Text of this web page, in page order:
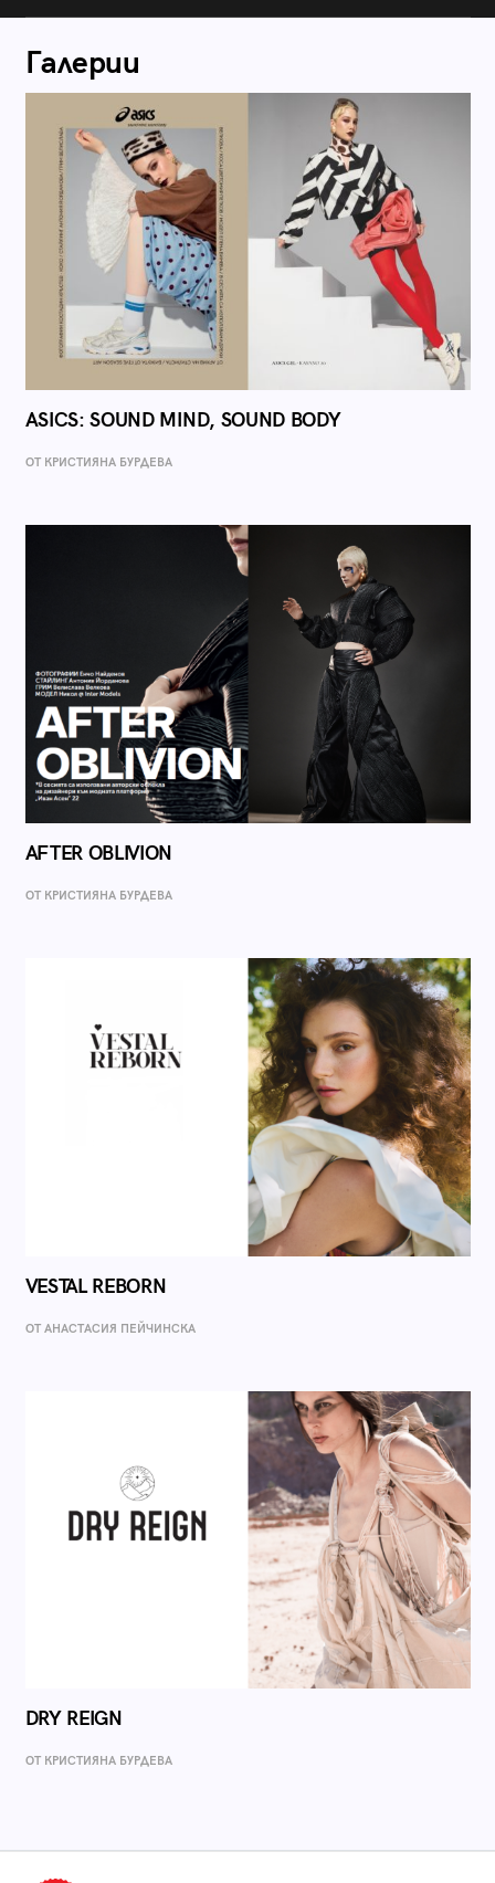
Галерии
ASICS: SOUND MIND, SOUND BODY
ОТ КРИСТИЯНА БУРДЕВА
AFTER OBLIVION
ОТ КРИСТИЯНА БУРДЕВА
VESTAL REBORN
ОТ AНАСТАСИЯ ПЕЙЧИНСКА
DRY REIGN
ОТ КРИСТИЯНА БУРДЕВА